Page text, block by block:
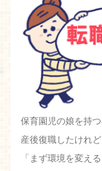
保育園児の娘を持
産後復職したけれ
「まず環境を変え